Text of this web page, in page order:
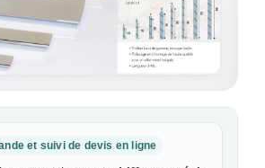
et suivi de devis en ligne